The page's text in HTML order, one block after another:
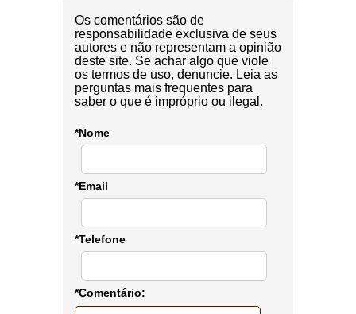
Os comentários são de
responsabilidade exclusiva de seus
autores e não representam a opinião
deste site. Se achar algo que viole
os termos de uso, denuncie. Leia as
perguntas mais frequentes para
saber o que é impróprio ou ilegal.
*Nome
*Email
*Telefone
*Comentário: